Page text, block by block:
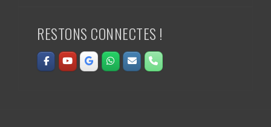
RESTONS CONNECTES !